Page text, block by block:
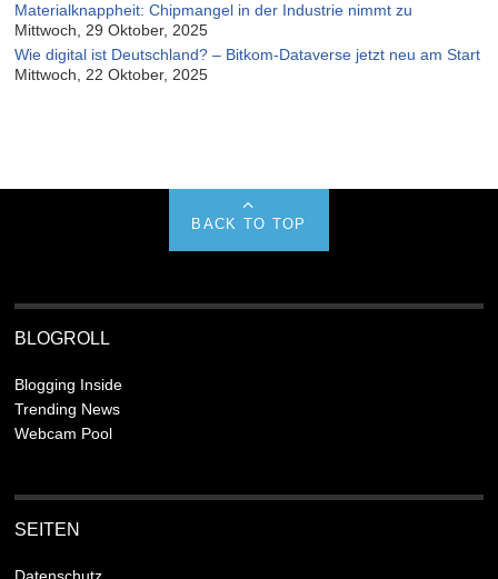
Materialknappheit: Chipmangel in der Industrie nimmt zu
Mittwoch, 29 Oktober, 2025
Wie digital ist Deutschland? – Bitkom-Dataverse jetzt neu am Start
Mittwoch, 22 Oktober, 2025
BACK TO TOP
BLOGROLL
Blogging Inside
Trending News
Webcam Pool
SEITEN